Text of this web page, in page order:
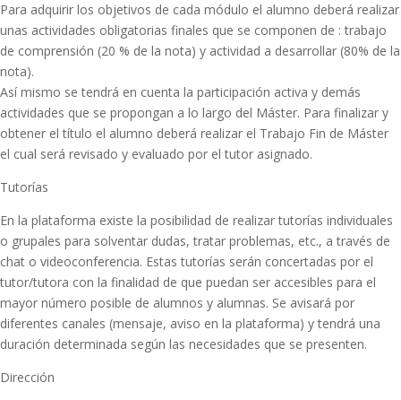
Para adquirir los objetivos de cada módulo el alumno deberá realizar
unas actividades obligatorias finales que se componen de : trabajo
de comprensión (20 % de la nota) y actividad a desarrollar (80% de la
nota).
Así mismo se tendrá en cuenta la participación activa y demás
actividades que se propongan a lo largo del Máster. Para finalizar y
obtener el título el alumno deberá realizar el Trabajo Fin de Máster
el cual será revisado y evaluado por el tutor asignado.
Tutorías
En la plataforma existe la posibilidad de realizar tutorías individuales
o grupales para solventar dudas, tratar problemas, etc., a través de
chat o videoconferencia. Estas tutorías serán concertadas por el
tutor/tutora con la finalidad de que puedan ser accesibles para el
mayor número posible de alumnos y alumnas. Se avisará por
diferentes canales (mensaje, aviso en la plataforma) y tendrá una
duración determinada según las necesidades que se presenten.
Dirección